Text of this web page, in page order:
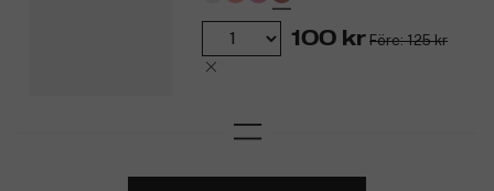
100 kr Före: 125 kr